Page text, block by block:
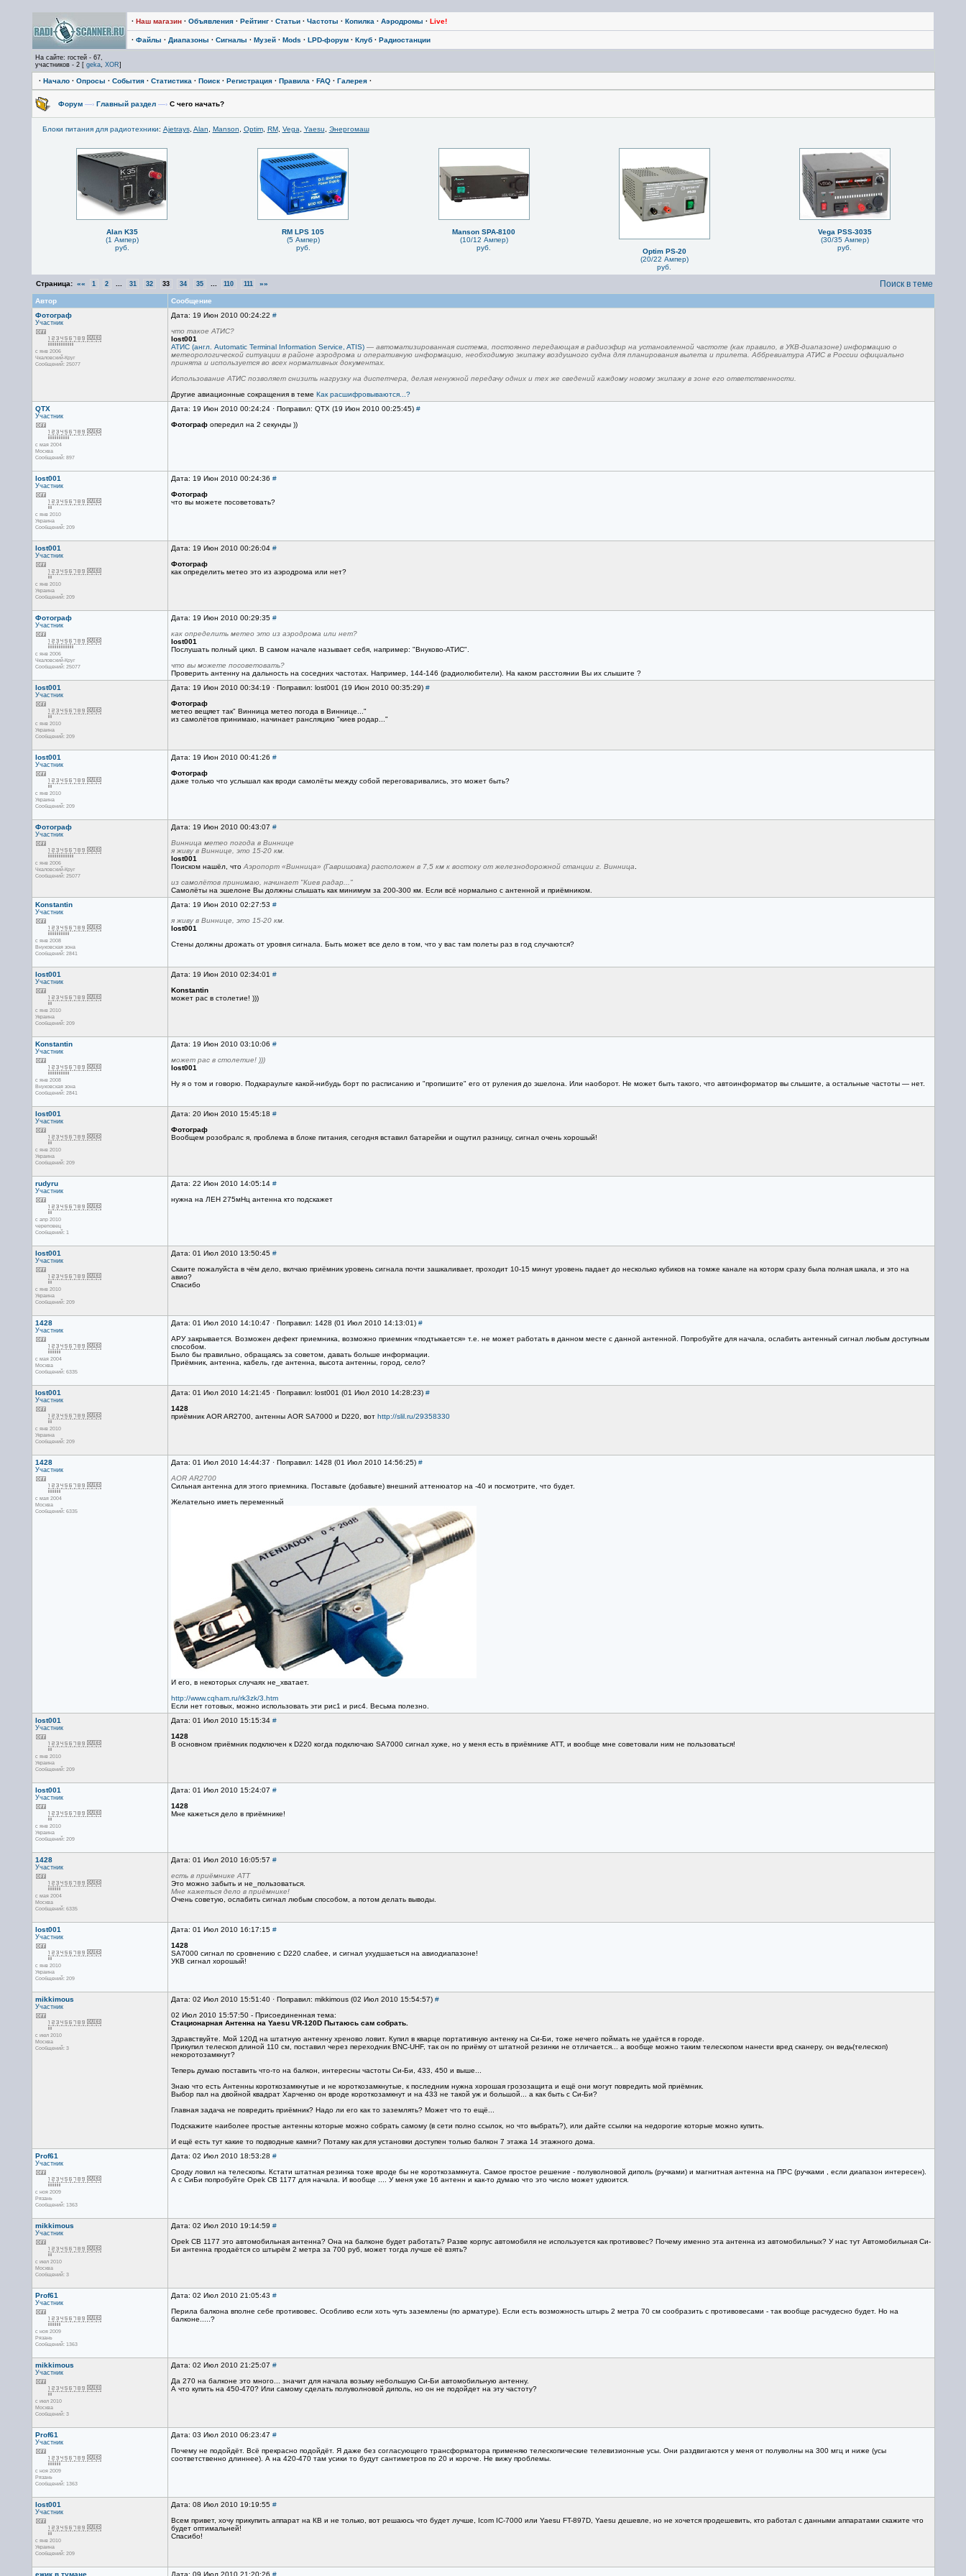
· Наш магазин· Объявления· Рейтинг· Статьи· Частоты · Копилка · Аэродромы · Live!
· Файлы · Диапазоны · Сигналы · Музей· Mods · LPD-форум· Клуб· Радиостанции
На сайте: гостей - 67,
участников - 2 [ geka, XOR]
· Начало· Опросы · События· Статистика · Поиск· Регистрация· Правила · FAQ· Галерея·
Форум —› Главный раздел —›С чего начать?
Блоки питания для радиотехники: Ajetrays, Alan Manson Optim, RM, Vega Yaesu Энергомаш
Alan K35
(1 Ампер)
руб.
RM LPS 105
(5 Ампер)
руб.
Manson SPA-8100
(10/12 Ампер)
руб.
Optim PS-20
(20/22 Ампер)
руб.
Vega PSS-3035
(30/35 Ампер)
руб.
Страница: «« 1 2 31 32 33 34 35 110 111 »» Поиск в теме
Автор
Сообщение
Фотограф
Участник
с янв 2006
Чкаловский-Круг
Сообщений: 25077
Дата: 19 Июн 2010 00:24:22 #
что такое АТИС?
lost001
АТИС (англ. Automatic Terminal Information Service, ATIS) — автоматизированная система, постоянно передающая в радиоэфир на установленной частоте (как правило, в УКВ-диапазоне) информацию о
метеорологической ситуации в районе аэродрома и оперативную информацию, необходимую экипажу воздушного судна для планирования вылета и прилета. Аббревиатура АТИС в России официально
принята и используется во всех нормативных документах.
Использование АТИС позволяет снизить нагрузку на диспетчера, делая ненужной передачу одних и тех же сведений каждому новому экипажу в зоне его ответственности.
Другие авиационные сокращения в теме Как расшифровываются...?
QTX
Участник
с мая 2004
Москва
Сообщений: 897
Дата: 19 Июн 2010 00:24:24 · Поправил: QTX (19 Июн 2010 00:25:45) #
Фотографопередил на 2 секунды ))
lost001
Участник
с янв 2010
Украина
Сообщений: 209
Дата: 19 Июн 2010 00:24:36 #
Фотограф
что вы можете посоветовать?
lost001
Участник
с янв 2010
Украина
Сообщений: 209
Дата: 19 Июн 2010 00:26:04 #
Фотограф
как определить метео это из аэродрома или нет?
Фотограф
Участник
с янв 2006
Чкаловский-Круг
Сообщений: 25077
Дата: 19 Июн 2010 00:29:35 #
как определить метео это из аэродрома или нет?
lost001
Послушать полный цикл. В самом начале называет себя, например: "Внуково-АТИС".
что вы можете посоветовать?
Проверить антенну на дальность на соседних частотах. Например, 144-146 (радиолюбители). На каком расстоянии Вы их слышите ?
lost001
Участник
с янв 2010
Украина
Сообщений: 209
Дата: 19 Июн 2010 00:34:19 · Поправил: lost001 (19 Июн 2010 00:35:29) #
Фотограф
метео вещяет так" Винница метео погода в Виннице..."
из самолётов принимаю, начинает рансляцию "киев родар..."
lost001
Участник
с янв 2010
Украина
Сообщений: 209
Дата: 19 Июн 2010 00:41:26 #
Фотограф
даже только что услышал как вроди самолёты между собой переговаривались, это может быть?
Фотограф
Участник
с янв 2006
Чкаловский-Круг
Сообщений: 25077
Дата: 19 Июн 2010 00:43:07 #
Винница метео погода в Виннице
я живу в Виннице, это 15-20 км.
lost001
Поиском нашёл, что Аэропорт «Винница» (Гавришовка) расположен в 7,5 км к востоку от железнодорожной станции г. Винница
из самолётов принимаю, начинает "Киев радар..."
Самолёты на эшелоне Вы должны слышать как минимум за 200-300 км. Если всё нормально с антенной и приёмником.
Konstantin
Участник
с янв 2008
Внуковская зона
Сообщений: 2841
Дата: 19 Июн 2010 02:27:53 #
я живу в Виннице, это 15-20 км.
lost001
Стены должны дрожать от уровня сигнала. Быть может все дело в том, что у вас там полеты раз в год случаются?
lost001
Участник
с янв 2010
Украина
Сообщений: 209
Дата: 19 Июн 2010 02:34:01 #
Konstantin
может рас в столетие! )))
Konstantin
Участник
с янв 2008
Внуковская зона
Сообщений: 2841
Дата: 19 Июн 2010 03:10:06 #
может рас в столетие! )))
lost001
Ну я о том и говорю. Подкараульте какой-нибудь борт по расписанию и "пропишите" его от руления до эшелона. Или наоборот. Не может быть такого, что автоинформатор вы слышите, а остальные частоты — нет.
lost001
Участник
с янв 2010
Украина
Сообщений: 209
Дата: 20 Июн 2010 15:45:18 #
Фотограф
Вообщем розобралс я, проблема в блоке питания, сегодня вставил батарейки и ощутил разницу, сигнал очень хорошый!
rudyru
Участник
с апр 2010
череповец
Сообщений: 1
Дата: 22 Июн 2010 14:05:14 #
нужна на ЛЕН 275мНц антенна кто подскажет
lost001
Участник
с янв 2010
Украина
Сообщений: 209
Дата: 01 Июл 2010 13:50:45 #
Скаите пожалуйста в чём дело, вклчаю приёмник уровень сигнала почти зашкаливает, проходит 10-15 минут уровень падает до несколько кубиков на томже канале на которм сразу была полная шкала, и это на
авио?
Спасибо
1428
Участник
с мая 2004
Москва
Сообщений: 6335
Дата: 01 Июл 2010 14:10:47 · Поправил: 1428 (01 Июл 2010 14:13:01) #
АРУ закрывается. Возможен дефект приемника, возможно приемник «подтыкается» т.е. не может работать в данном месте с данной антенной. Попробуйте для начала, ослабить антенный сигнал любым доступным
способом.
Было бы правильно, обращаясь за советом, давать больше информации.
Приёмник, антенна, кабель, где антенна, высота антенны, город, село?
lost001
Участник
с янв 2010
Украина
Сообщений: 209
Дата: 01 Июл 2010 14:21:45 · Поправил: lost001 (01 Июл 2010 14:28:23) #
1428
приёмник AOR AR2700, антенны AOR SA7000 и D220, вот http://slil.ru/29358330
1428
Участник
с мая 2004
Москва
Сообщений: 6335
Дата: 01 Июл 2010 14:44:37 · Поправил: 1428 (01 Июл 2010 14:56:25) #
AOR AR2700
Сильная антенна для этого приемника. Поставьте (добавьте) внешний аттенюатор на -40 и посмотрите, что будет.
Желательно иметь переменный
И его, в некоторых случаях не_хватает.
http://www.cqham.ru/rk3zk/3.htm
Если нет готовых, можно использовать эти рис1 и рис4. Весьма полезно.
lost001
Участник
с янв 2010
Украина
Сообщений: 209
Дата: 01 Июл 2010 15:15:34 #
1428
В основном приёмник подключен к D220 когда подключаю SA7000 сигнал хуже, но у меня есть в приёмнике АТТ, и вообще мне советовали ним не пользоваться!
lost001
Участник
с янв 2010
Украина
Сообщений: 209
Дата: 01 Июл 2010 15:24:07 #
1428
Мне кажеться дело в приёмнике!
1428
Участник
с мая 2004
Москва
Сообщений: 6335
Дата: 01 Июл 2010 16:05:57 #
есть в приёмнике АТТ
Это можно забыть и не_пользоваться.
Мне кажеться дело в приёмнике!
Очень советую, ослабить сигнал любым способом, а потом делать выводы.
lost001
Участник
с янв 2010
Украина
Сообщений: 209
Дата: 01 Июл 2010 16:17:15 #
1428
SA7000 сигнал по сровнению с D220 слабее, и сигнал ухудшаеться на авиодиапазоне!
УКВ сигнал хорошый!
mikkimous
Участник
с июл 2010
Москва
Сообщений: 3
Дата: 02 Июл 2010 15:51:40 · Поправил: mikkimous (02 Июл 2010 15:54:57) #
02 Июл 2010 15:57:50 - Присоединенная тема:
Стационарная Антенна на Yaesu VR-120D Пытаюсь сам собрать.
Здравствуйте. Мой 120Д на штатную антенну хреново ловит. Купил в кварце портативную антенку на Си-Би, тоже нечего поймать не удаётся в городе.
Прикупил телескоп длиной 110 см, поставил через переходник BNC-UHF, так он по приёму от штатной резинки не отличается... а вообще можно таким телескопом нанести вред сканеру, он ведь(телескоп)
некоротозамкнут?
Теперь думаю поставить что-то на балкон, интересны частоты Си-Би, 433, 450 и выше...
Знаю что есть Антенны короткозамкнутые и не короткозамкнутые, к последним нужна хорошая грозозащита и ещё они могут повредить мой приёмник.
Выбор пал на двойной квадрат Харченко он вроде короткозамкнут и на 433 не такой уж и большой... а как быть с Си-Би?
Главная задача не повредить приёмник? Надо ли его как то заземлять? Может что то ещё...
Подскажите наиболее простые антенны которые можно собрать самому (в сети полно ссылок, но что выбрать?), или дайте ссылки на недорогие которые можно купить.
И ещё есть тут какие то подводные камни? Потаму как для установки доступен только балкон 7 этажа 14 этажного дома.
Prof61
Участник
с ноя 2009
Рязань
Сообщений: 1363
Дата: 02 Июл 2010 18:53:28 #
Сроду ловил на телескопы. Кстати штатная резинка тоже вроде бы не короткозамкнута. Самое простое решение - полуволновой диполь (ручками) и магнитная антенна на ПРС (ручками , если диапазон интересен).
А с СиБи попробуйте Opek CB 1177 для начала. И вообще .... У меня уже 16 антенн и как-то думаю что это число может удвоится.
mikkimous
Участник
с июл 2010
Москва
Сообщений: 3
Дата: 02 Июл 2010 19:14:59 #
Opek CB 1177 это автомобильная антенна? Она на балконе будет работать? Разве корпус автомобиля не используется как противовес? Почему именно эта антенна из автомобильных? У нас тут Автомобильная Си-
Би антенна продаётся со штырём 2 метра за 700 руб, может тогда лучше её взять?
Prof61
Участник
с ноя 2009
Рязань
Сообщений: 1363
Дата: 02 Июл 2010 21:05:43 #
Перила балкона вполне себе противовес. Особливо если хоть чуть заземлены (по арматуре). Если есть возможность штырь 2 метра 70 см сообразить с противовесами - так вообще расчудесно будет. Но на
балконе.....?
mikkimous
Участник
с июл 2010
Москва
Сообщений: 3
Дата: 02 Июл 2010 21:25:07 #
Да 270 на балконе это много... значит для начала возьму небольшую Си-Би автомобильную антенну.
А что купить на 450-470? Или самому сделать полуволновой диполь, но он не подойдет на эту частоту?
Prof61
Участник
с ноя 2009
Рязань
Сообщений: 1363
Дата: 03 Июл 2010 06:23:47 #
Почему не подойдёт. Всё прекрасно подойдёт. Я даже без согласующего трансформатора применяю телескопические телевизионные усы. Они раздвигаются у меня от полуволны на 300 мгц и ниже (усы
соответственно длиннее). А на 420-470 там усики то будут сантиметров по 20 и короче. Не вижу проблемы.
lost001
Участник
с янв 2010
Украина
Сообщений: 209
Дата: 08 Июл 2010 19:19:55 #
Всем привет, хочу прикупить аппарат на КВ и не только, вот решаюсь что будет лучше, Icom IC-7000 или Yaesu FT-897D, Yaesu дешевле, но не хочется продешевить, кто работал с данными аппаратами скажите что
будет оптимальней!
Спасибо!
ежик в тумане Дата: 09 Июл 2010 21:20:26 #